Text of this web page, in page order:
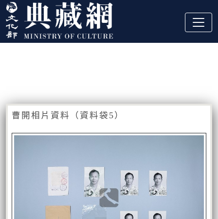
跳到主要內容
:::
曹開相片資料（資料袋5）